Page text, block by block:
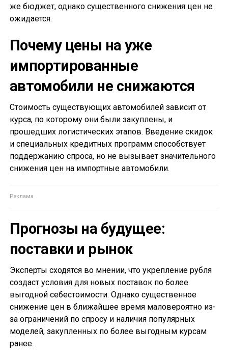
же бюджет, однако существенного снижения цен не
ожидается.
Почему цены на уже
импортированные
автомобили не снижаются
Стоимость существующих автомобилей зависит от
курса, по которому они были закуплены, и
прошедших логистических этапов. Введение скидок
и специальных кредитных программ способствует
поддержанию спроса, но не вызывает значительного
снижения цен на импортные автомобили.
Прогнозы на будущее:
поставки и рынок
Эксперты сходятся во мнении, что укрепление рубля
создаст условия для новых поставок по более
выгодной себестоимости. Однако существенное
снижение цен в ближайшее время маловероятно из-
за ограничений по спросу и наличия популярных
моделей, закупленных по более выгодным курсам
ранее.